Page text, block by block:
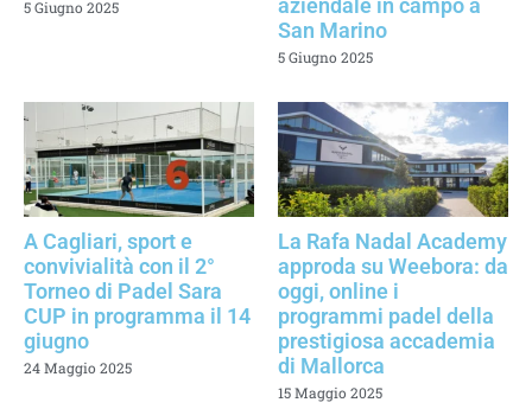
5 Giugno 2025
aziendale in campo a
San Marino
5 Giugno 2025
A Cagliari, sport e
convivialità con il 2°
Torneo di Padel Sara
CUP in programma il 14
giugno
24 Maggio 2025
La Rafa Nadal Academy
approda su Weebora: da
oggi, online i
programmi padel della
prestigiosa accademia
di Mallorca
15 Maggio 2025